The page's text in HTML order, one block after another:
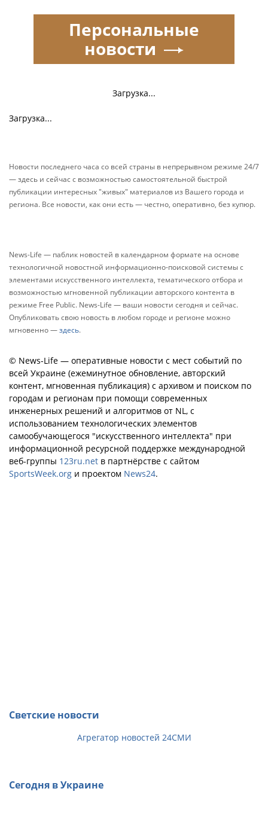
Загрузка...
Загрузка...
Персональные
новости
Новости последнего часа со всей страны в непрерывном режиме 24/7
— здесь и сейчас с возможностью самостоятельной быстрой
публикации интересных "живых" материалов из Вашего города и
региона. Все новости, как они есть — честно, оперативно, без купюр.
News-Life — паблик новостей в календарном формате на основе
технологичной новостной информационно-поисковой системы с
элементами искусственного интеллекта, тематического отбора и
возможностью мгновенной публикации авторского контента в
режиме Free Public. News-Life — ваши новости сегодня и сейчас.
Опубликовать свою новость в любом городе и регионе можно
мгновенно —здесь.
© News-Life — оперативные новости с мест событий по
всей Украине (ежеминутное обновление, авторский
контент, мгновенная публикация) с архивом и поиском по
городам и регионам при помощи современных
инженерных решений и алгоритмов от NL, с
использованием технологических элементов
самообучающегося "искусственного интеллекта" при
информационной ресурсной поддержке международной
веб-группы 123ru.net в партнёрстве с сайтом
SportsWeek.org и проектом News24.
Светские новости
Агрегатор новостей 24СМИ
Сегодня в Украине